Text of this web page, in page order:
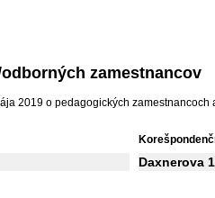
zamestnancov
2019 o pedagogických
Daxnerova